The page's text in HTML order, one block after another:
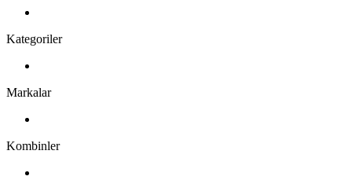
Kategoriler
Markalar
Kombinler